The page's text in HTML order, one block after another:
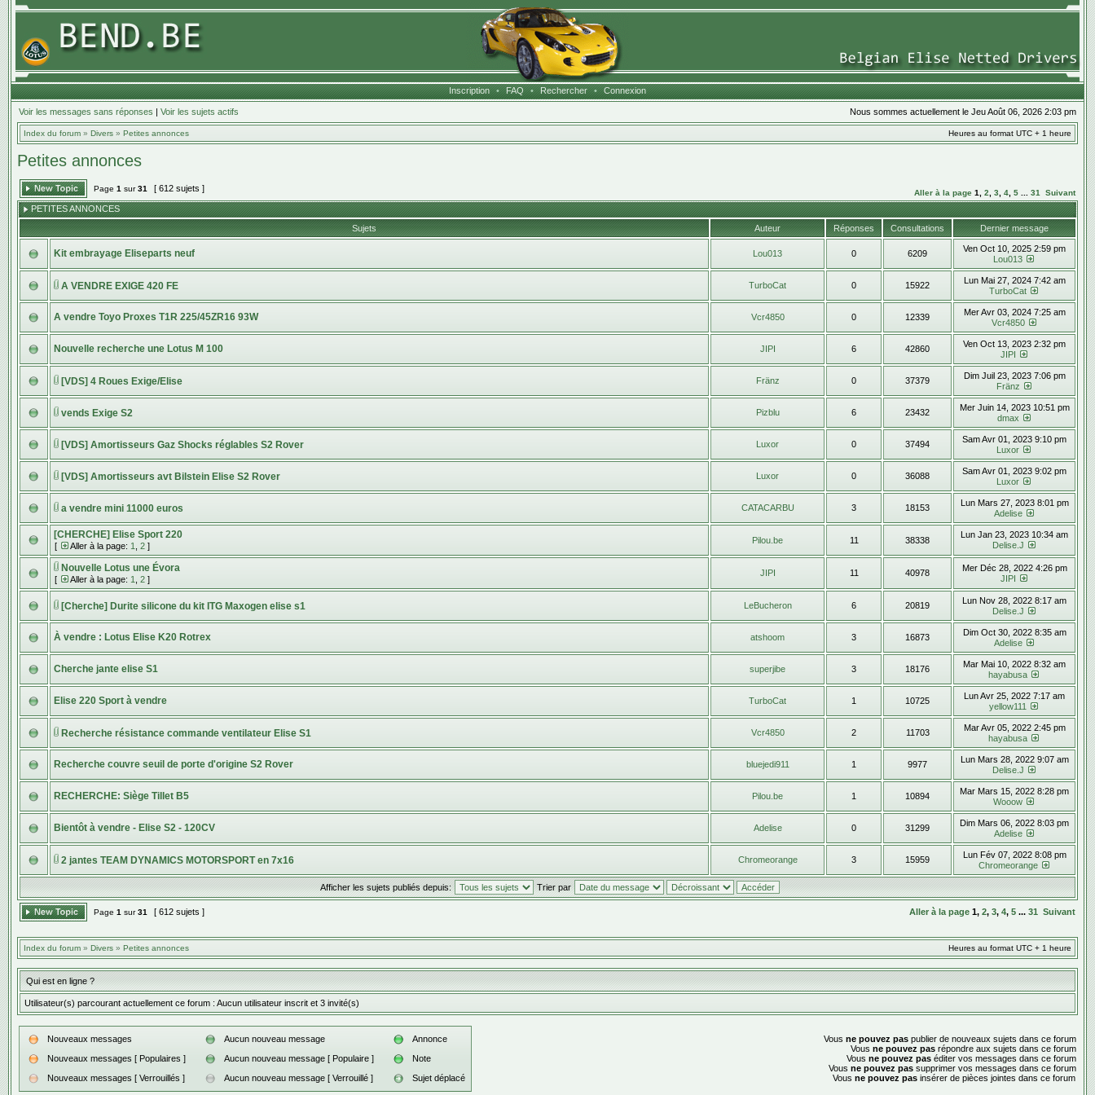
Inscription • FAQ • Rechercher • Connexion
Voir les messages sans réponses | Voir les sujets actifs Nous sommes actuellement le Jeu Août 06, 2026 2:03 pm
Index du forum » Divers » Petites annonces Heures au format UTC + 1 heure
Petites annonces
Page 1 sur31 [ 612 sujets ] Aller à la page 1 2 3 4 5 31 Suivant
PETITES ANNONCES
Sujets
Auteur Réponses Consultations Dernier message
Kit embrayage Eliseparts neuf Lou013 0 6209
Ven Oct 10, 2025 2:59 pm
Lou013
A VENDRE EXIGE 420 FE TurboCat 0 15922
Lun Mai 27, 2024 7:42 am
TurboCat
A vendre Toyo Proxes T1R 225/45ZR16 93W Vcr4850 0 12339
Mer Avr 03, 2024 7:25 am
Vcr4850
Nouvelle recherche une Lotus M 100 JIPI 6 42860
Ven Oct 13, 2023 2:32 pm
JIPI
[VDS] 4 Roues Exige/Elise Fränz 0 37379
Dim Juil 23, 2023 7:06 pm
Fränz
vends Exige S2 Pizblu 6 23432
Mer Juin 14, 2023 10:51 pm
dmax
[VDS] Amortisseurs Gaz Shocks réglables S2 Rover Luxor 0 37494
Sam Avr 01, 2023 9:10 pm
Luxor
[VDS] Amortisseurs avt Bilstein Elise S2 Rover Luxor 0 36088
Sam Avr 01, 2023 9:02 pm
Luxor
a vendre mini 11000 euros CATACARBU 3 18153
Lun Mars 27, 2023 8:01 pm
Adelise
[CHERCHE] Elise Sport 220
[ Aller à la page: 1 2 ]
Pilou.be 11 38338
Lun Jan 23, 2023 10:34 am
Delise.J
Nouvelle Lotus une Évora
[ Aller à la page: 1 2 ]
JIPI 11 40978
Mer Déc 28, 2022 4:26 pm
JIPI
[Cherche] Durite silicone du kit ITG Maxogen elise s1 LeBucheron 6 20819
Lun Nov 28, 2022 8:17 am
Delise.J
À vendre : Lotus Elise K20 Rotrex atshoom 3 16873
Dim Oct 30, 2022 8:35 am
Adelise
Cherche jante elise S1 superjibe 3 18176
Mar Mai 10, 2022 8:32 am
hayabusa
Elise 220 Sport à vendre TurboCat 1 10725
Lun Avr 25, 2022 7:17 am
yellow111
Recherche résistance commande ventilateur Elise S1 Vcr4850 2 11703
Mar Avr 05, 2022 2:45 pm
hayabusa
Recherche couvre seuil de porte d'origine S2 Rover bluejedi911 1 9977
Lun Mars 28, 2022 9:07 am
Delise.J
RECHERCHE: Siège Tillet B5 Pilou.be 1 10894
Mar Mars 15, 2022 8:28 pm
Wooow
Bientôt à vendre - Elise S2 - 120CV Adelise 0 31299
Dim Mars 06, 2022 8:03 pm
Adelise
2 jantes TEAM DYNAMICS MOTORSPORT en 7x16 Chromeorange 3 15959
Lun Fév 07, 2022 8:08 pm
Chromeorange
Afficher les sujets publiés depuis: Trier par
Page 1 sur31 [ 612 sujets ] Aller à la page 1, 2, 3, 4, 5 ... 31 Suivant
Index du forum » Divers » Petites annonces Heures au format UTC + 1 heure
Qui est en ligne ?
Utilisateur(s) parcourant actuellement ce forum : Aucun utilisateur inscrit et 3 invité(s)
Nouveaux messages Aucun nouveau message
Annonce
Nouveaux messages [ Populaires ]
Aucun nouveau message [ Populaire ]
Note
Nouveaux messages [ Verrouillés ]
Aucun nouveau message [ Verrouillé ] Sujet déplacé
Vous ne pouvez pas publier de nouveaux sujets dans ce forum
Vous ne pouvez pas répondre aux sujets dans ce forum
Vous ne pouvez pas éditer vos messages dans ce forum
Vous ne pouvez pas supprimer vos messages dans ce forum
Vous ne pouvez pas insérer de pièces jointes dans ce forum